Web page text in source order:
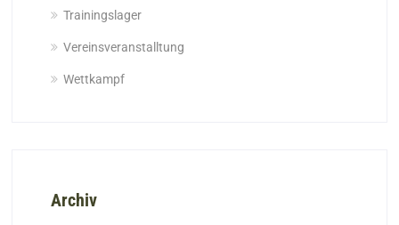
Trainingslager
Vereinsveranstalltung
Wettkampf
Archiv